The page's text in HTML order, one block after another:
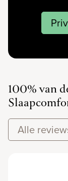
100% van
Alle